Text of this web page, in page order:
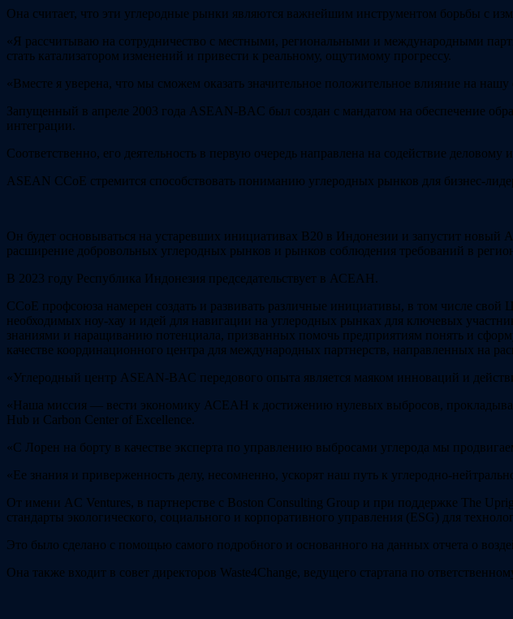
Она считает, что эти углеродные рынки являются важнейшим инструментом борьбы с
«Я рассчитываю на сотрудничество с местными, региональными и международными
стать катализатором изменений и привести к реальному, ощутимому прогрессу.
«Вместе я уверена, что мы сможем оказать значительное положительное влияние на
Запущенный в апреле 2003 года ASEAN-BAC был создан с мандатом на обеспечение
интеграции.
Соответственно, его деятельность в первую очередь направлена на содействие
ASEAN CCoE стремится способствовать пониманию углеродных рынков для бизнес-
Он будет основываться на устаревших инициативах B20 в Индонезии и запустит
расширение добровольных углеродных рынков и рынков соблюдения требований в
В 2023 году Республика Индонезия председательствует в АСЕАН.
CCoE профсоюза намерен создать и развивать различные инициативы, в том числе свой
необходимых ноу-хау и идей для навигации на углеродных рынках для ключевых
знаниями и наращиванию потенциала, призванных помочь предприятиям понять и
качестве координационного центра для международных партнерств, направленных на
«Углеродный центр ASEAN-BAC передового опыта является маяком инноваций и
«Наша миссия — вести экономику АСЕАН к достижению нулевых выбросов,
Hub и Carbon Center of Excellence.
«С Лорен на борту в качестве эксперта по управлению выбросами углерода мы
«Ее знания и приверженность делу, несомненно, ускорят наш путь к углеродно-
От имени AC Ventures, в партнерстве с Boston Consulting Group и при поддержке The
стандарты экологического, социального и корпоративного управления (ESG) для
Это было сделано с помощью самого подробного и основанного на данных отчета о
Она также входит в совет директоров Waste4Change, ведущего стартапа по